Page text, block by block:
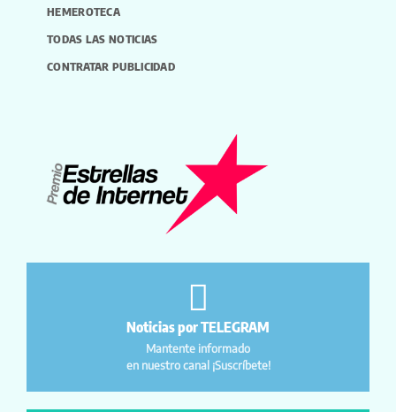
HEMEROTECA
TODAS LAS NOTICIAS
CONTRATAR PUBLICIDAD
Noticias por TELEGRAM
Mantente informado
en nuestro canal ¡Suscríbete!